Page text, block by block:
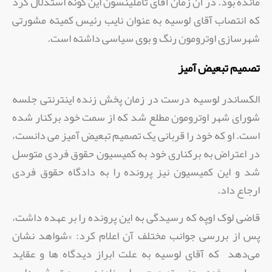
که انتصاب آقای لوسیه به عنوان نایب رئیس کمیته مشورتی
شهرسازی اوترومون رنگ و بوی سیاسی داشته است.
تصمیم تبعیض آمیز
الکساندر لوسیه درست در زمان پخش زنده اینترنتی جلسه
شورای شهر اوترومون مطلع شد که از سمت خود برکنار شده
است. او که خود را قربانی یک تصمیم تبعیض آمیز می دانست،
در اعتراض به برکناری خود به کمیسیون حقوق فردی متوسل
شد و این کمیسیون نیز پرونده را به دادگاه حقوق فردی
ارجاع داد.
قاضی لوک اوپه که رسیدگی به این پرونده را بر عهده داشت،
پس از بررسی جوانب مختلف آن اعلام کرد: «شواهد نشان
می‌دهد که آقای لوسیه به علت ابراز دیدگاه ها و عقاید